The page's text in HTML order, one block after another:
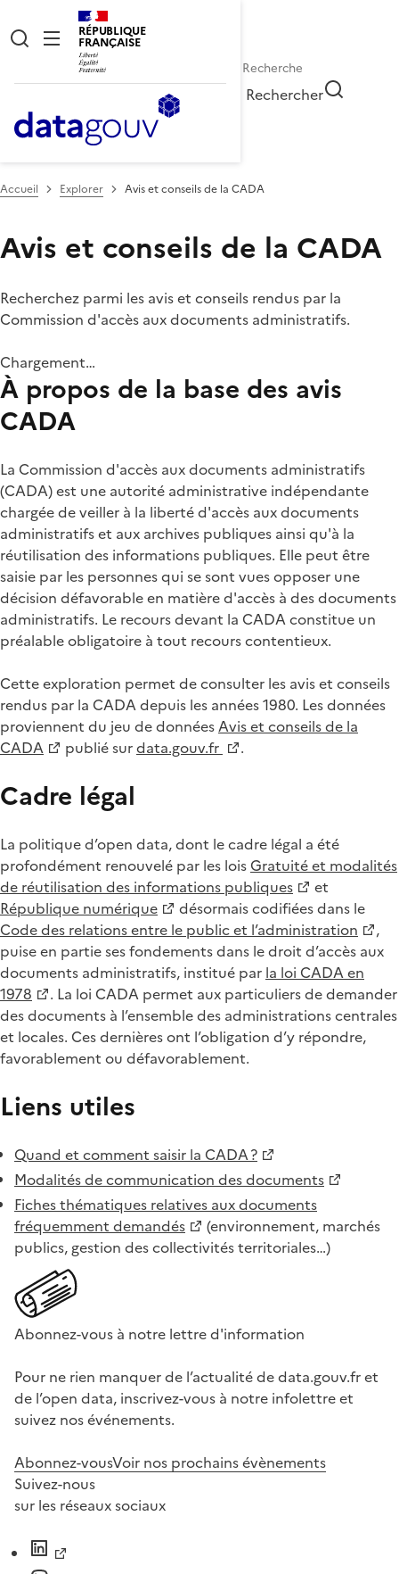
RÉPUBLIQUE
FRANÇAISE
Rechercher
Accueil Explorer Avis et conseils de la CADA
Avis et conseils de la CADA
Recherchez parmi les avis et conseils rendus par la
Commission d'accès aux documents administratifs.
Chargement…
À propos de la base des avis
CADA
La Commission d'accès aux documents administratifs
(CADA) est une autorité administrative indépendante
chargée de veiller à la liberté d'accès aux documents
administratifs et aux archives publiques ainsi qu'à la
réutilisation des informations publiques. Elle peut être
saisie par les personnes qui se sont vues opposer une
décision défavorable en matière d'accès à des documents
administratifs. Le recours devant la CADA constitue un
préalable obligatoire à tout recours contentieux.
Cette exploration permet de consulter les avis et conseils
rendus par la CADA depuis les années 1980. Les données
proviennent du jeu de donnéesAvis et conseils de la
CADA
publié surdata.gouv.fr .
Cadre légal
La politique d’open data, dont le cadre légal a été
profondément renouvelé par les loisGratuité et modalités
de réutilisation des informations publiques
et
République numérique
désormais codifiées dans le
Code des relations entre le public et l’administration
,
puise en partie ses fondements dans le droit d’accès aux
documents administratifs, institué par la loi CADA en
1978
. La loi CADA permet aux particuliers de demander
des documents à l’ensemble des administrations centrales
et locales. Ces dernières ont l’obligation d’y répondre,
favorablement ou défavorablement.
Liens utiles
Quand et comment saisir la CADA ?
Modalités de communication des documents
Fiches thématiques relatives aux documents
fréquemment demandés
(environnement, marchés
publics, gestion des collectivités territoriales…)
Abonnez-vous à notre lettre d'information
Pour ne rien manquer de l’actualité de data.gouv.fr et
de l’open data, inscrivez-vous à notre infolettre et
suivez nos événements.
Abonnez-vousVoir nos prochains évènements
Suivez-nous
sur les réseaux sociaux